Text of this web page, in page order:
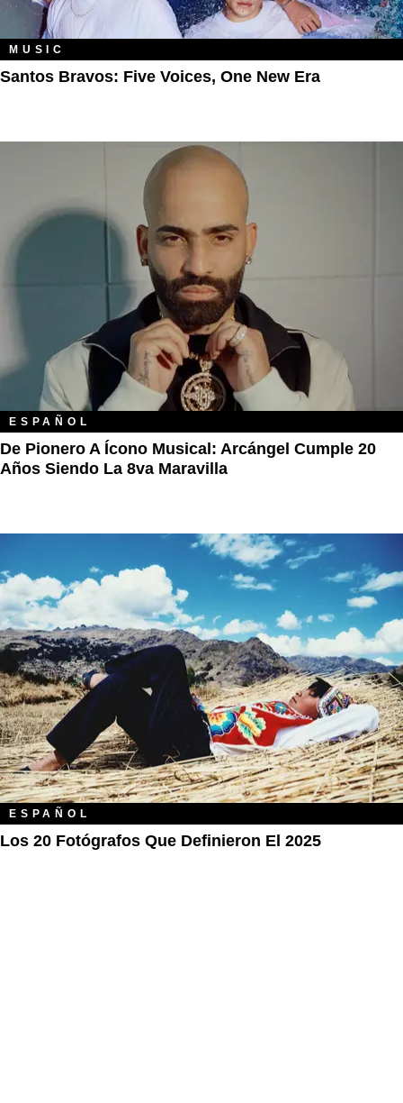
MUSIC
Santos Bravos: Five Voices, One New Era
ESPAÑOL
De Pionero A Ícono Musical: Arcángel Cumple 20
Años Siendo La 8va Maravilla
ESPAÑOL
Los 20 Fotógrafos Que Definieron El 2025